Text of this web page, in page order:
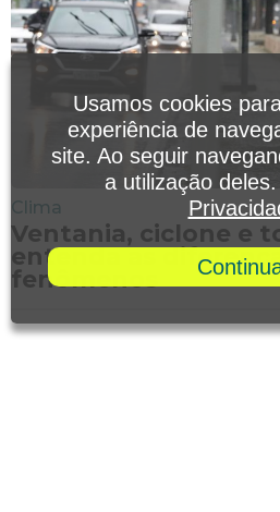
Clima
Ventania, ciclone e
entenda as
fenômenos
Usamos cookies
experiência de
site. Ao seguir
a utilização deles.